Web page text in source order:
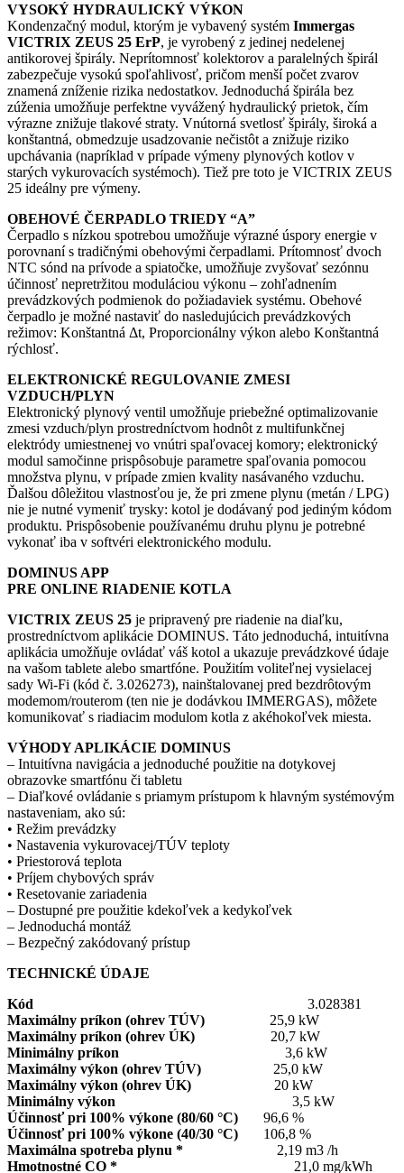
VYSOKÝ HYDRAULICKÝ VÝKON
Kondenzačný modul, ktorým je vybavený systém Immergas
VICTRIX ZEUS 25 ErP, je vyrobený z jedinej nedelenej
antikorovej špirály. Neprítomnosť kolektorov a paralelných špirál
zabezpečuje vysokú spoľahlivosť, pričom menší počet zvarov
znamená zníženie rizika nedostatkov. Jednoduchá špirála bez
zúženia umožňuje perfektne vyvážený hydraulický prietok, čím
výrazne znižuje tlakové straty. Vnútorná svetlosť špirály, široká a
konštantná, obmedzuje usadzovanie nečistôt a znižuje riziko
upchávania (napríklad v prípade výmeny plynových kotlov v
starých vykurovacích systémoch). Tiež pre toto je VICTRIX ZEUS
25 ideálny pre výmeny.
OBEHOVÉ ČERPADLO TRIEDY “A”
Čerpadlo s nízkou spotrebou umožňuje výrazné úspory energie v
porovnaní s tradičnými obehovými čerpadlami. Prítomnosť dvoch
NTC sónd na prívode a spiatočke, umožňuje zvyšovať sezónnu
účinnosť nepretržitou moduláciou výkonu – zohľadnením
prevádzkových podmienok do požiadaviek systému. Obehové
čerpadlo je možné nastaviť do nasledujúcich prevádzkových
režimov: Konštantná Δt, Proporcionálny výkon alebo Konštantná
rýchlosť.
ELEKTRONICKÉ REGULOVANIE ZMESI
VZDUCH/PLYN
Elektronický plynový ventil umožňuje priebežné optimalizovanie
zmesi vzduch/plyn prostredníctvom hodnôt z multifunkčnej
elektródy umiestnenej vo vnútri spaľovacej komory; elektronický
modul samočinne prispôsobuje parametre spaľovania pomocou
množstva plynu, v prípade zmien kvality nasávaného vzduchu.
Ďalšou dôležitou vlastnosťou je, že pri zmene plynu (metán / LPG)
nie je nutné vymeniť trysky: kotol je dodávaný pod jediným kódom
produktu. Prispôsobenie používanému druhu plynu je potrebné
vykonať iba v softvéri elektronického modulu.
DOMINUS APP
PRE ONLINE RIADENIE KOTLA
VICTRIX ZEUS 25 je pripravený pre riadenie na diaľku,
prostredníctvom aplikácie DOMINUS. Táto jednoduchá, intuitívna
aplikácia umožňuje ovládať váš kotol a ukazuje prevádzkové údaje
na vašom tablete alebo smartfóne. Použitím voliteľnej vysielacej
sady Wi-Fi (kód č. 3.026273), nainštalovanej pred bezdrôtovým
modemom/routerom (ten nie je dodávkou IMMERGAS), môžete
komunikovať s riadiacim modulom kotla z akéhokoľvek miesta.
VÝHODY APLIKÁCIE DOMINUS
– Intuitívna navigácia a jednoduché použitie na dotykovej
obrazovke smartfónu či tabletu
– Diaľkové ovládanie s priamym prístupom k hlavným systémovým
nastaveniam, ako sú:
• Režim prevádzky
• Nastavenia vykurovacej/TÚV teploty
• Priestorová teplota
• Príjem chybových správ
• Resetovanie zariadenia
– Dostupné pre použitie kdekoľvek a kedykoľvek
– Jednoduchá montáž
– Bezpečný zakódovaný prístup
TECHNICKÉ ÚDAJE
Kód 3.028381
Maximálny príkon (ohrev TÚV) 25,9 kW
Maximálny príkon (ohrev ÚK) 20,7 kW
Minimálny príkon 3,6 kW
Maximálny výkon (ohrev TÚV) 25,0 kW
Maximálny výkon (ohrev ÚK) 20 kW
Minimálny výkon 3,5 kW
Účinnosť pri 100% výkone (80/60 °C) 96,6 %
Účinnosť pri 100% výkone (40/30 °C) 106,8 %
Maximálna spotreba plynu * 2,19 m3 /h
Hmotnostné CO * 21,0 mg/kWh